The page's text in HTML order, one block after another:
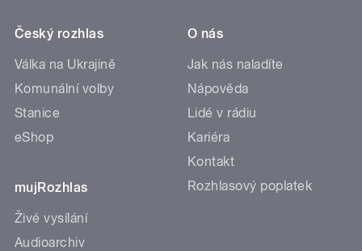
Český rozhlas
Válka na Ukrajině
Komunální volby
Stanice
eShop
mujRozhlas
Živé vysílání
Audioarchiv
O nás
Jak nás naladíte
Nápověda
Lidé v rádiu
Kariéra
Kontakt
Rozhlasový poplatek